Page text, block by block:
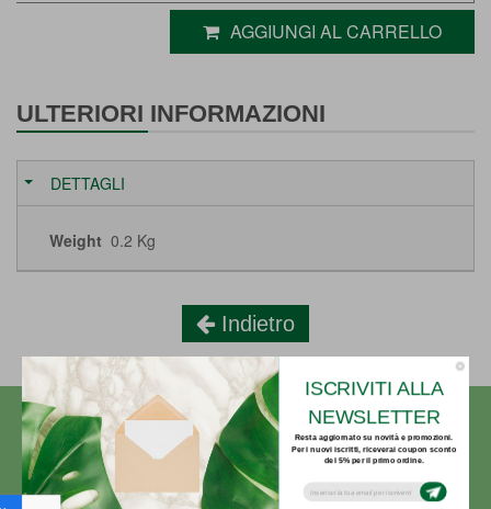
ISCRIVITI ALLA
NEWSLETTER
Resta aggiornato su novità e promozioni.
Per i nuovi iscritti, riceverai coupon sconto
del 5% per il primo ordine.
AGGIUNGI AL CARRELLO
ULTERIORI INFORMAZIONI
DETTAGLI
Weight 0.2 Kg
Indietro